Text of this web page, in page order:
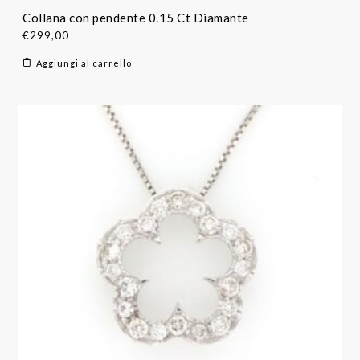
Collana con pendente 0.15 Ct Diamante
€299,00
Aggiungi al carrello